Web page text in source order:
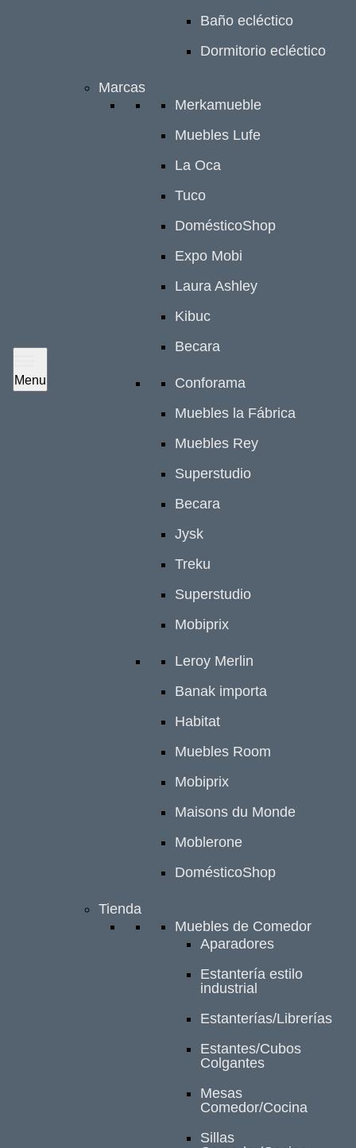
Menu
Baño ecléctico
Dormitorio ecléctico
Marcas
Merkamueble
Muebles Lufe
La Oca
Tuco
DomésticoShop
Expo Mobi
Laura Ashley
Kibuc
Becara
Conforama
Muebles la Fábrica
Muebles Rey
Superstudio
Becara
Jysk
Treku
Superstudio
Mobiprix
Leroy Merlin
Banak importa
Habitat
Muebles Room
Mobiprix
Maisons du Monde
Moblerone
DomésticoShop
Tienda
Muebles de Comedor
Aparadores
Estantería estilo
industrial
Estanterías/Librerías
Estantes/Cubos
Colgantes
Mesas
Comedor/Cocina
Sillas